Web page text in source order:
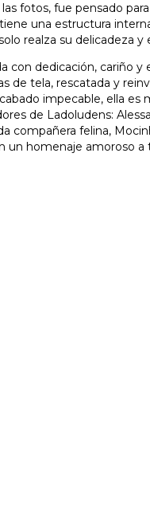
fotos, fue pensado
una estructura
realza su delicadeza y
con dedicación, cariño y
de tela, rescatada y
impecable, ella
de Ladoludens:
compañera felina,
homenaje amoroso a